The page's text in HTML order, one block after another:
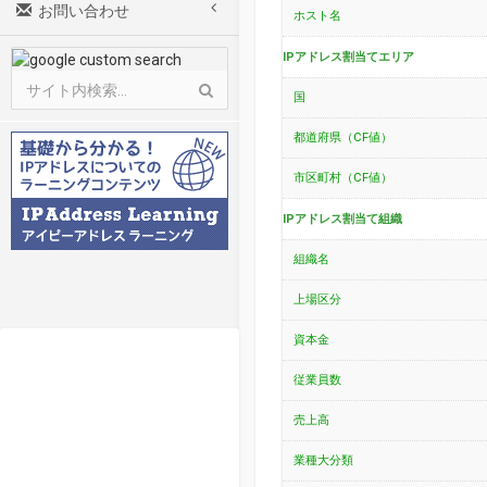
お問い合わせ ホスト名
IPアドレス割当てエリア
国
都道府県（CF値）
市区町村（CF値）
IPアドレス割当て組織
組織名
上場区分
資本金
従業員数
売上高
業種大分類